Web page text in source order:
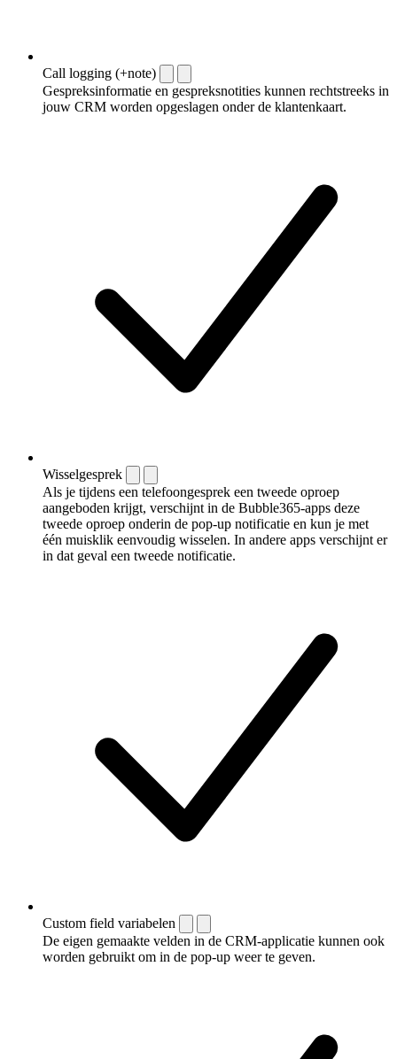
Call logging (+note)
Gespreksinformatie en gespreksnotities kunnen rechtstreeks in
jouw CRM worden opgeslagen onder de klantenkaart.
Wisselgesprek
Als je tijdens een telefoongesprek een tweede oproep
aangeboden krijgt, verschijnt in de Bubble365-apps deze
tweede oproep onderin de pop-up notificatie en kun je met
één muisklik eenvoudig wisselen. In andere apps verschijnt er
in dat geval een tweede notificatie.
Custom field variabelen
De eigen gemaakte velden in de CRM-applicatie kunnen ook
worden gebruikt om in de pop-up weer te geven.